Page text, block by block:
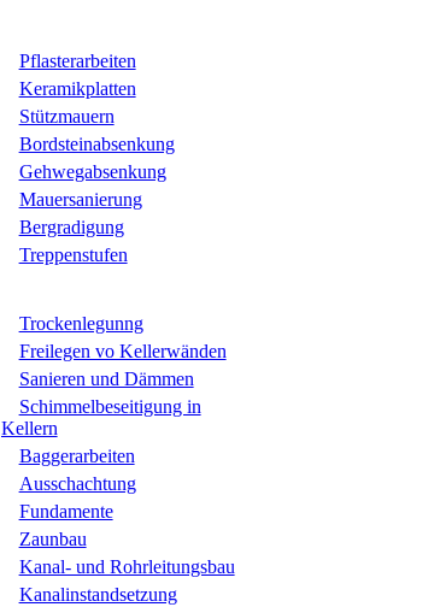
Pflasterarbeiten
Keramikplatten
Stützmauern
Bordsteinabsenkung
Gehwegabsenkung
Mauersanierung
Bergradigung
Treppenstufen
Trockenlegunng
Freilegen vo Kellerwänden
Sanieren und Dämmen
Schimmelbeseitigung in
Kellern
Baggerarbeiten
Ausschachtung
Fundamente
Zaunbau
Kanal- und Rohrleitungsbau
Kanalinstandsetzung